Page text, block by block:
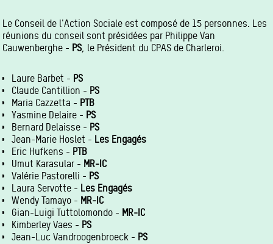
Le Conseil de l'Action Sociale est composé de 15 personnes. Les
réunions du conseil sont présidées par Philippe Van
Cauwenberghe - PS, le Président du CPAS de Charleroi.
Laure Barbet - PS
Claude Cantillion - PS
Maria Cazzetta - PTB
Yasmine Delaire - PS
Bernard Delaisse - PS
Jean-Marie Hoslet - Les Engagés
Eric Hufkens - PTB
Umut Karasular - MR-IC
Valérie Pastorelli - PS
Laura Servotte - Les Engagés
Wendy Tamayo - MR-IC
Gian-Luigi Tuttolomondo - MR-IC
Kimberley Vaes - PS
Jean-Luc Vandroogenbroeck - PS